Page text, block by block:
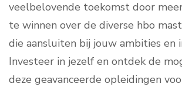
veelbelovende toekomst door
te winnen over de diverse hbo
die aansluiten bij jouw ambities en
Investeer in jezelf en ontdek de
deze geavanceerde opleidingen